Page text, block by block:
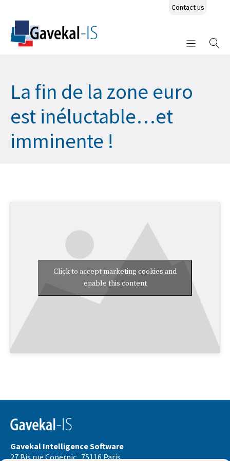
Contact us
La fin de la zone euro
est inéluctable…et
imminente !
Click to accept marketing cookies and
enable this content
Gavekal Intelligence Software
27 Bis rue Copernic . 75116 Paris